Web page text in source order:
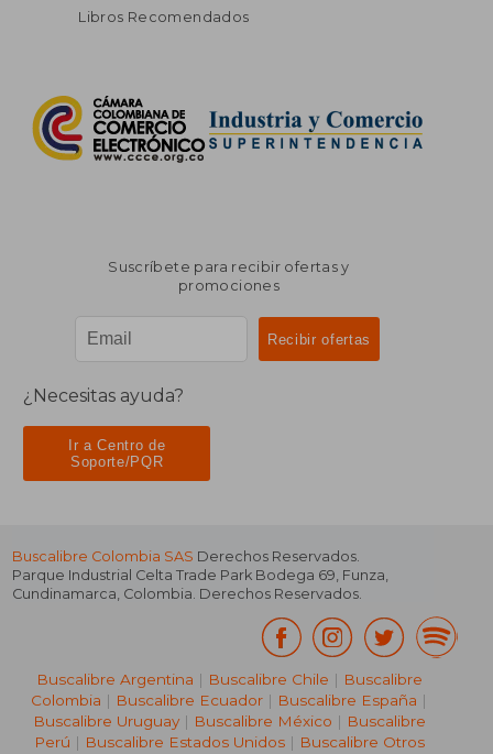
Libros Recomendados
Suscríbete para recibir ofertas y
promociones
¿Necesitas ayuda?
Ir a Centro de
Soporte/PQR
Buscalibre Colombia SAS Derechos Reservados.
Parque Industrial Celta Trade Park Bodega 69 Funza
Cundinamarca Colombia . Derechos Reservados.
Buscalibre Argentina | Buscalibre Chile | Buscalibre
Colombia | Buscalibre Ecuador | Buscalibre España |
Buscalibre Uruguay| Buscalibre México | Buscalibre
Perú | Buscalibre Estados Unidos| Buscalibre Otros